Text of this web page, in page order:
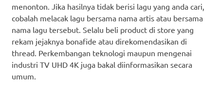
menonton. Jika hasilnya tidak berisi lagu yang anda cari,
cobalah melacak lagu bersama nama artis atau bersama
nama lagu tersebut. Selalu beli product di store yang
rekam jejaknya bonafide atau direkomendasikan di
thread. Perkembangan teknologi maupun mengenai
industri TV UHD 4K juga bakal diinformasikan secara
umum.